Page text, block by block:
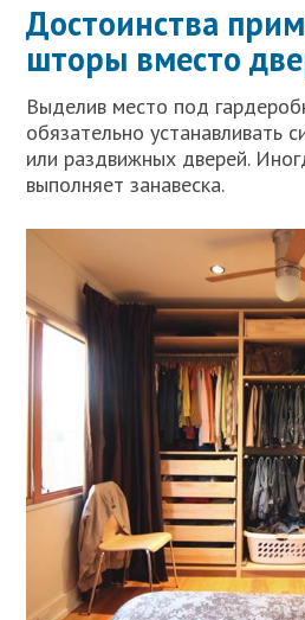
Достоинства
шторы вместо
Выделив место под
обязательно устанавливать
или раздвижных дверей.
выполняет занавеска.